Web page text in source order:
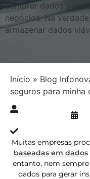
comprar dados para
negócios. Na
armazenar dados
Início » Blog
seguros para minha
Muitas empresas
baseadas em dados
entanto, nem
dados para gerar